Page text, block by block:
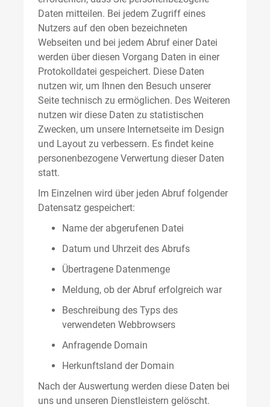
Daten mitteilen. Bei jedem Zugriff eines
Nutzers auf den oben bezeichneten
Webseiten und bei jedem Abruf einer Datei
werden über diesen Vorgang Daten in einer
Protokolldatei gespeichert. Diese Daten
nutzen wir, um Ihnen den Besuch unserer
Seite technisch zu ermöglichen. Des Weiteren
nutzen wir diese Daten zu statistischen
Zwecken, um unsere Internetseite im Design
und Layout zu verbessern. Es findet keine
personenbezogene Verwertung dieser Daten
statt.
Im Einzelnen wird über jeden Abruf folgender
Datensatz gespeichert:
Name der abgerufenen Datei
Datum und Uhrzeit des Abrufs
Übertragene Datenmenge
Meldung, ob der Abruf erfolgreich war
Beschreibung des Typs des
verwendeten Webbrowsers
Anfragende Domain
Herkunftsland der Domain
Nach der Auswertung werden diese Daten bei
uns und unseren Dienstleistern gelöscht.